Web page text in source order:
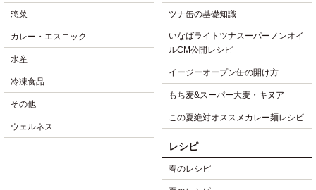
惣菜
カレー・エスニック
水産
冷凍食品
その他
ウェルネス
ツナ缶の基礎知識
いなばライトツナスーパーノンオイ
ルCM公開レシピ
イージーオープン缶の開け方
もち麦&スーパー大麦・キヌア
この夏絶対オススメカレー麺レシピ
レシピ
春のレシピ